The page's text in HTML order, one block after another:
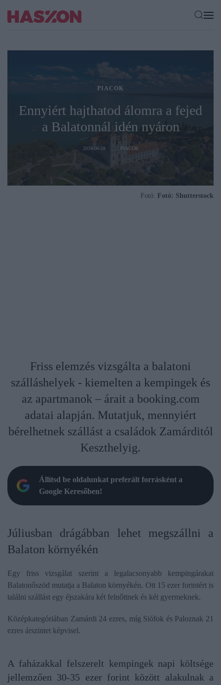
PIACOK
Ennyiért hajthatod álomra a fejed
a Balatonnál idén nyáron
2024-06-18 PIACOK
Fotó: Fotó: Shutterstock
Friss elemzés vizsgálta a balatoni
szálláshelyek - kiemelten a kempingek és
az apartmanok – árait a booking.com
adatai alapján. Mutatjuk, mennyiért
bérelhetnek szállást a családok Zamárditól
Keszthelyig.
Állítsd be oldalunkat preferált forrásként a
Google Keresőben!
Júliusban drágábban lehet megszállni a
Balaton környékén
Egy friss vizsgálat szerint a legalacsonyabb kempingárakat
Balatonőszöd mutatja a Balaton környékén. Ott 15 ezer forintért is
találni szállást egy éjszakára két felnőttnek és két gyermeknek.
Középkategóriában Zamárdi 24 ezres, míg Siófok és Paloznak 21
ezres árszintet képvisel.
A faházakkal felszerelt kempingek napi költsége
jellemzően 30-35 ezer forint között alakulnak a